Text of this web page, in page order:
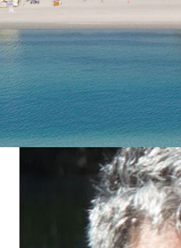
rédaction
Marine
Marine
Régates
La
Transat
Vendée
Arkea
Route du
Transat
LOISIRS
Pêche en